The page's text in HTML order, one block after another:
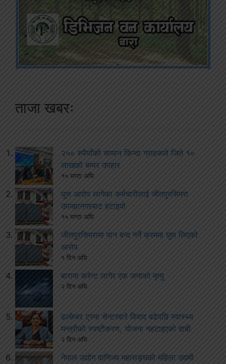
ताजा खबरः
२५० रुपैयाँको सामान किन्दा ग्राहकले जिते १०
लाखको बम्पर उपहार
१५ घण्टा अघि
घुस आरोप लागेका कर्मचारीलाई जीतपुरसिमरा
उपमहानगरबाट हटाइयो
१५ घण्टा अघि
जीतपुरसिमरामा पान बन्द गर्ने क्रममा घुस लिएको
आरोप
१ दिन अघि
बारामा करेन्ट लागेर एक जनाको मृत्यु
२ दिन अघि
ढल्केबर ट्रमा सेन्टरबारे विवाद बढेपछि स्वास्थ्य
मन्त्रीको स्पष्टीकरण, योजना नहटाइएको दाबी
२ दिन अघि
नेपाल उद्योग वाणिज्य महासङ्घको महिला उद्यमी